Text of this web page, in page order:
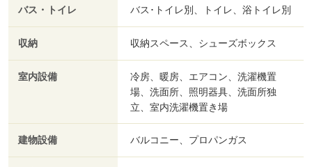
バス・トイレ バス･トイレ別、トイレ、浴トイレ別
収納 収納スペース、シューズボックス
室内設備
冷房、暖房、エアコン、洗濯機置
場、洗面所、照明器具、洗面所独
立、室内洗濯機置き場
建物設備 バルコニー、プロパンガス